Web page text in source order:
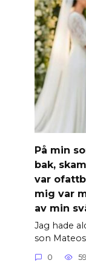
På min
bak,
var
mig var
av min
Jag hade
son Mateos
0